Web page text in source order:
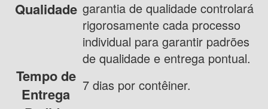
Qualidade garantia de qualidade controlará
rigorosamente cada processo
individual para garantir padrões
de qualidade e entrega pontual.
Tempo de
Entrega
7 dias por contêiner.